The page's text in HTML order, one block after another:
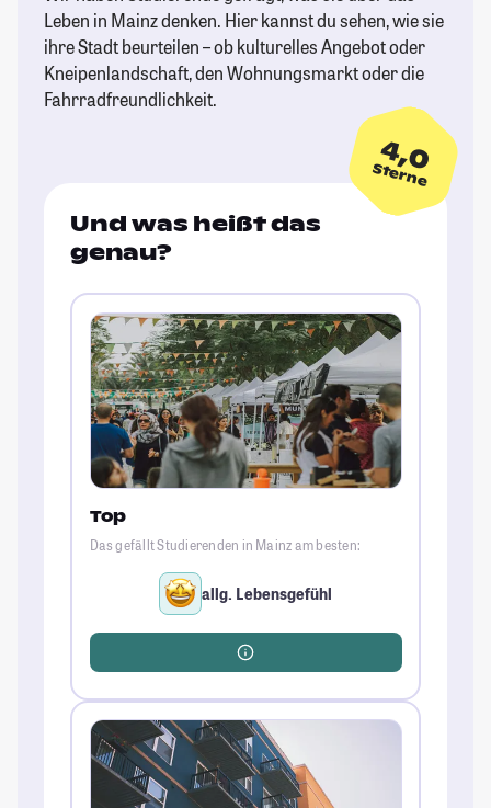
Leben in Mainz denken. Hier kannst du sehen, wie sie
ihre Stadt beurteilen – ob kulturelles Angebot oder
Kneipenlandschaft, den Wohnungsmarkt oder die
Fahrradfreundlichkeit.
4,0
Sterne
Und was heißt das
genau?
Top
Das gefällt Studierenden in Mainz am besten:
allg. Lebensgefühl